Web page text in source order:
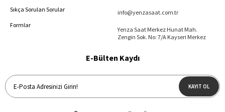
Sıkça Sorulan Sorular
Formlar
info@yenzasaat.com.tr
Yenza Saat Merkez Hunat Mah.
Zengin Sok. No: 7/A Kayseri Merkez
E-Bülten Kaydı
KAYIT OL